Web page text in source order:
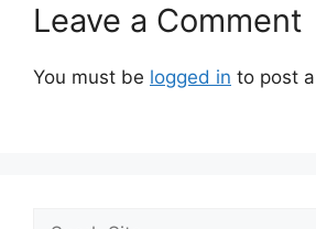
Leave a Comment
You must be logged in to post